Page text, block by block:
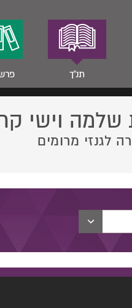
תנ"ך
וישי
לגנזי מרומים